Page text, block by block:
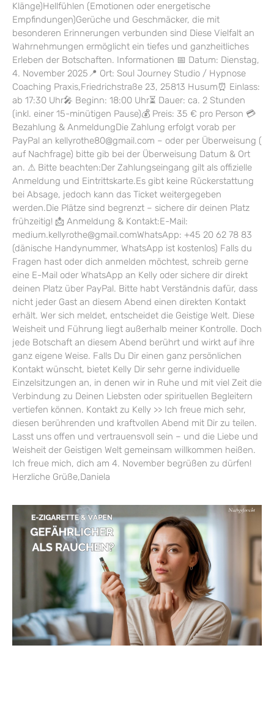
Klänge)Hellfühlen (Emotionen oder energetische
Empfindungen)Gerüche und Geschmäcker, die mit
besonderen Erinnerungen verbunden sind Diese Vielfalt an
Wahrnehmungen ermöglicht ein tiefes und ganzheitliches
Erleben der Botschaften. Informationen 📅 Datum: Dienstag,
4. November 2025📍 Ort: Soul Journey Studio / Hypnose
Coaching Praxis,Friedrichstraße 23, 25813 Husum⏰ Einlass:
ab 17:30 Uhr🎤 Beginn: 18:00 Uhr⏳ Dauer: ca. 2 Stunden
(inkl. einer 15-minütigen Pause)💰 Preis: 35 € pro Person 💳
Bezahlung & AnmeldungDie Zahlung erfolgt vorab per
PayPal an kellyrothe80@gmail.com – oder per Überweisung (
auf Nachfrage) bitte gib bei der Überweisung Datum & Ort
an. ⚠ Bitte beachten:Der Zahlungseingang gilt als offizielle
Anmeldung und Eintrittskarte.Es gibt keine Rückerstattung
bei Absage, jedoch kann das Ticket weitergegeben
werden.Die Plätze sind begrenzt – sichere dir deinen Platz
frühzeitig! 📩 Anmeldung & Kontakt:E-Mail:
medium.kellyrothe@gmail.comWhatsApp: +45 20 62 78 83
(dänische Handynummer, WhatsApp ist kostenlos) Falls du
Fragen hast oder dich anmelden möchtest, schreib gerne
eine E-Mail oder WhatsApp an Kelly oder sichere dir direkt
deinen Platz über PayPal. Bitte habt Verständnis dafür, dass
nicht jeder Gast an diesem Abend einen direkten Kontakt
erhält. Wer sich meldet, entscheidet die Geistige Welt. Diese
Weisheit und Führung liegt außerhalb meiner Kontrolle. Doch
jede Botschaft an diesem Abend berührt und wirkt auf ihre
ganz eigene Weise. Falls Du Dir einen ganz persönlichen
Kontakt wünscht, bietet Kelly Dir sehr gerne individuelle
Einzelsitzungen an, in denen wir in Ruhe und mit viel Zeit die
Verbindung zu Deinen Liebsten oder spirituellen Begleitern
vertiefen können. Kontakt zu Kelly >> Ich freue mich sehr,
diesen berührenden und kraftvollen Abend mit Dir zu teilen.
Lasst uns offen und vertrauensvoll sein – und die Liebe und
Weisheit der Geistigen Welt gemeinsam willkommen heißen.
Ich freue mich, dich am 4. November begrüßen zu dürfen!
Herzliche Grüße,Daniela